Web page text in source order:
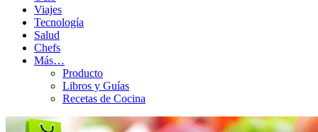
Viajes
Tecnología
Salud
Chefs
Más…
Producto
Libros y Guías
Recetas de Cocina